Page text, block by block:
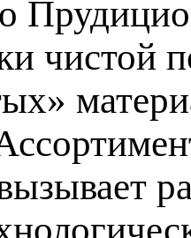
чистой